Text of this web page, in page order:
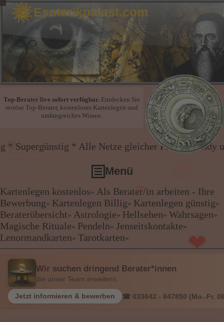
❤
❤
Esoterikpalast.com
Top-Berater live sofort verfügbar.Entdecken Sie
seriöse Top-Berater, kostenloses Kartenlegen und
umfangreiches Wissen.
* Alle Netze gleicher Preis * Handy und
Menü
Kartenlegen kostenlos
Als Berater/in arbeiten - Ihre Bewerbung
Kartenlegen Billig
Kartenlegen günstig
Beraterübersicht
Astrologie
Hellsehen
Wahrsagen
Magische Rituale
Pendeln
Kartenlegen kostenlos» Als Berater/in arbeiten - Ihre
Bewerbung» Kartenlegen Billig» Kartenlegen günstig»
Beraterübersicht» Astrologie» Hellsehen» Wahrsagen»
Magische Rituale» Pendeln» Jenseitskontakte»
Lenormandkarten» Tarotkarten»
Wir suchen dringend Berater*innen
die unser Team erweitern.
Jetzt informieren & bewerben ☎ 033642 - 847850 (Mo.-Fr.